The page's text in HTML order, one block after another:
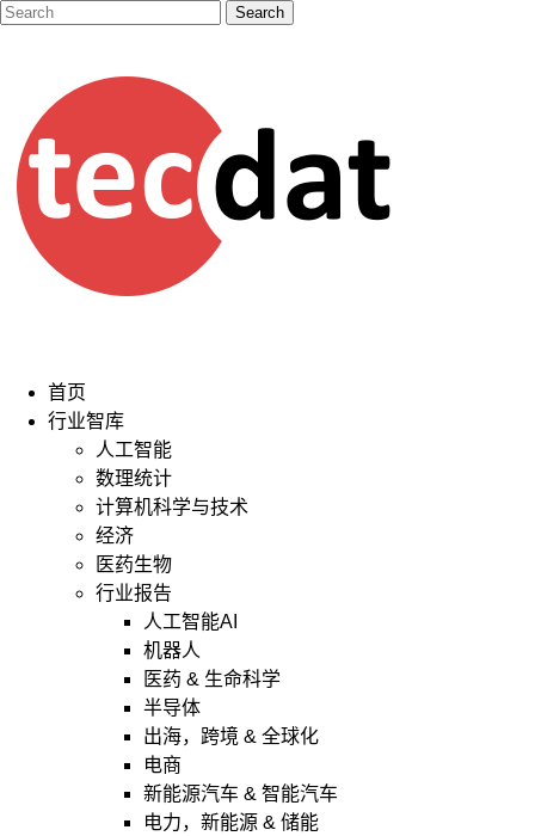
首页
行业智库
人工智能
数理统计
计算机科学与技术
经济
医药生物
行业报告
人工智能AI
机器人
医药 & 生命科学
半导体
出海，跨境 & 全球化
电商
新能源汽车 & 智能汽车
电力，新能源 & 储能